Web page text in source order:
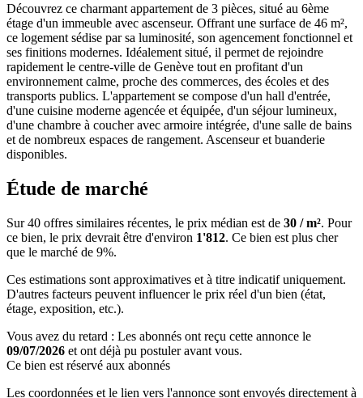
Découvrez ce charmant appartement de 3 pièces, situé au 6ème
étage d'un immeuble avec ascenseur. Offrant une surface de 46 m²,
ce logement sédise par sa luminosité, son agencement fonctionnel et
ses finitions modernes. Idéalement situé, il permet de rejoindre
rapidement le centre-ville de Genève tout en profitant d'un
environnement calme, proche des commerces, des écoles et des
transports publics. L'appartement se compose d'un hall d'entrée,
d'une cuisine moderne agencée et équipée, d'un séjour lumineux,
d'une chambre à coucher avec armoire intégrée, d'une salle de bains
et de nombreux espaces de rangement. Ascenseur et buanderie
disponibles.
Étude de marché
Sur 40 offres similaires récentes, le prix médian est de 30 / m². Pour
ce bien, le prix devrait être d'environ 1'812. Ce bien est plus cher
que le marché de 9%.
Ces estimations sont approximatives et à titre indicatif uniquement.
D'autres facteurs peuvent influencer le prix réel d'un bien (état,
étage, exposition, etc.).
Vous avez du retard : Les abonnés ont reçu cette annonce le
09/07/2026 et ont déjà pu postuler avant vous.
Ce bien est réservé aux abonnés
Les coordonnées et le lien vers l'annonce sont envoyés directement à